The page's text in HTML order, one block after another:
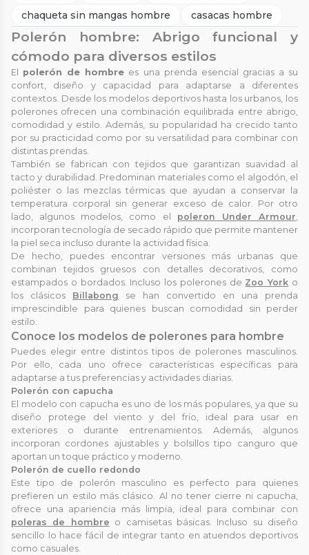
chaqueta sin mangas hombre
casacas hombre
Polerón hombre: Abrigo funcional y
cómodo para diversos estilos
El polerón de hombre es una prenda esencial gracias a su
confort, diseño y capacidad para adaptarse a diferentes
contextos. Desde los modelos deportivos hasta los urbanos, los
polerones ofrecen una combinación equilibrada entre abrigo,
comodidad y estilo. Además, su popularidad ha crecido tanto
por su practicidad como por su versatilidad para combinar con
distintas prendas.
También se fabrican con tejidos que garantizan suavidad al
tacto y durabilidad. Predominan materiales como el algodón, el
poliéster o las mezclas térmicas que ayudan a conservar la
temperatura corporal sin generar exceso de calor. Por otro
lado, algunos modelos, como el poleron Under Armour
incorporan tecnología de secado rápido que permite mantener
la piel seca incluso durante la actividad física.
De hecho, puedes encontrar versiones más urbanas que
combinan tejidos gruesos con detalles decorativos, como
estampados o bordados. Incluso los polerones de Zoo York o
los clásicos Billabong se han convertido en una prenda
imprescindible para quienes buscan comodidad sin perder
estilo.
Conoce los modelos de polerones para hombre
Puedes elegir entre distintos tipos de polerones masculinos.
Por ello, cada uno ofrece características específicas para
adaptarse a tus preferencias y actividades diarias.
Polerón con capucha
El modelo con capucha es uno de los más populares, ya que su
diseño protege del viento y del frío, ideal para usar en
exteriores o durante entrenamientos. Además, algunos
incorporan cordones ajustables y bolsillos tipo canguro que
aportan un toque práctico y moderno.
Polerón de cuello redondo
Este tipo de polerón masculino es perfecto para quienes
prefieren un estilo más clásico. Al no tener cierre ni capucha,
ofrece una apariencia más limpia, ideal para combinar con
poleras de hombre o camisetas básicas. Incluso su diseño
sencillo lo hace fácil de integrar tanto en atuendos deportivos
como casuales.